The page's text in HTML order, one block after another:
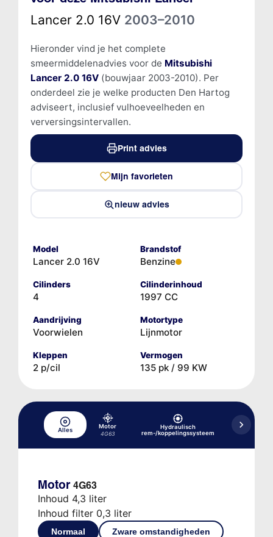
Lancer 2.0 16V 2003–2010
Hieronder vind je het complete
smeermiddelenadvies voor de Mitsubishi
Lancer 2.0 16V(bouwjaar 2003-2010). Per
onderdeel zie je welke producten Den Hartog
adviseert, inclusief vulhoeveelheden en
verversingsintervallen.
Print advies
Mijn favorieten
nieuw advies
Model
Lancer 2.0 16V
Brandstof
Benzine
Cilinders
4
Cilinderinhoud
1997 CC
Aandrijving
Voorwielen
Motortype
Lijnmotor
Kleppen
2 p/cil
Vermogen
135 pk / 99 KW
Alles
Motor
4G63
Hydraulisch
rem-/koppelingssysteem
Koelsysteem
Motor 4G63
Inhoud 4,3 liter
Inhoud filter 0,3 liter
Normaal Zware omstandigheden